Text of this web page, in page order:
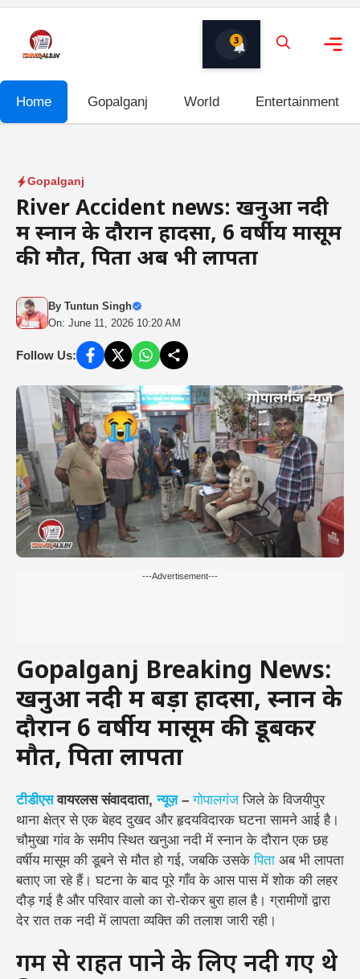
content
3
Home Gopalganj World Entertainment
Gopalganj
River Accident news: खनुआ नदी
में स्नान के दौरान हादसा, 6 वर्षीय मासूम
की मौत, पिता अब भी लापता
By Tuntun Singh
On: June 11, 2026 10:20 AM
Follow Us:
---Advertisement---
Gopalganj Breaking News:
खनुआ नदी में बड़ा हादसा, स्नान के
दौरान 6 वर्षीय मासूम की डूबकर
मौत, पिता लापता
टीडीएसवायरलस संवाददाता,न्यूज़– गोपालगंजजिले के विजयीपुर
थाना क्षेत्र से एक बेहद दुखद और हृदयविदारक घटना सामने आई है।
चौमुखा गांव के समीप स्थित खनुआ नदी में स्नान के दौरान एक छह
वर्षीय मासूम की डूबने से मौत हो गई, जबकि उसकेपिता अब भी लापता
बताए जा रहे हैं। घटना के बाद पूरे गाँव के आस पास में शोक की लहर
दौड़ गई है और परिवार वालो का रो-रोकर बुरा हाल है। ग्रामीणों द्वारा
देर रात तक नदी में लापता व्यक्ति की तलाश जारी रही।
गर्मी से राहत पाने के लिए नदी गए थे